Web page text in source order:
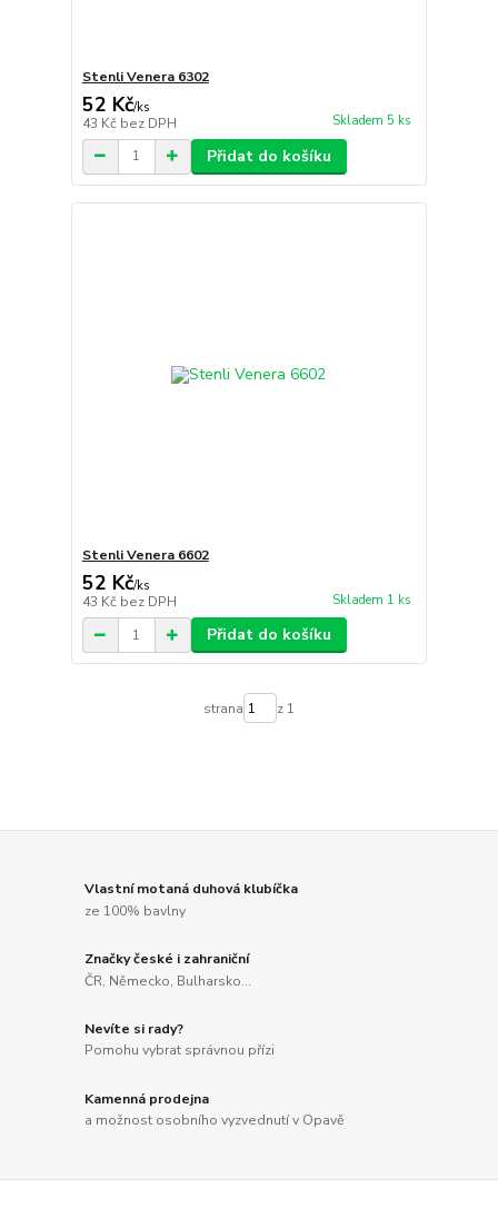
Stenli Venera 6302
52 Kč/ks
43 Kč bez DPH Skladem 5 ks
Přidat do košíku
Stenli Venera 6602
52 Kč/ks
43 Kč bez DPH Skladem 1 ks
Přidat do košíku
strana z 1
Vlastní motaná duhová klubíčka
ze 100% bavlny
Značky české i zahraniční
ČR, Německo, Bulharsko...
Nevíte si rady?
Pomohu vybrat správnou přízi
Kamenná prodejna
a možnost osobního vyzvednutí v Opavě